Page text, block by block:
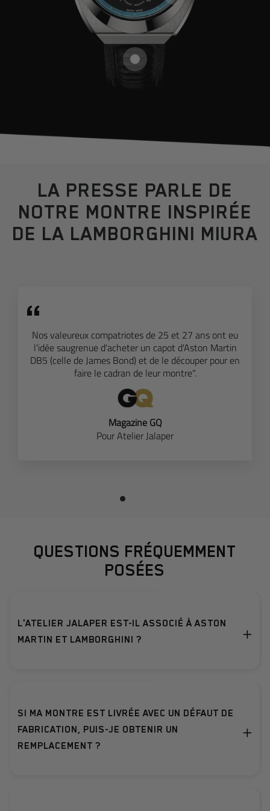
LA PRESSE PARLE DE
NOTRE MONTRE INSPIRÉE
DE LA LAMBORGHINI MIURA
Nos valeureux compatriotes de 25 et 27 ans ont eu
l'idée saugrenue d'acheter un capot d'Aston Martin
DB5 (celle de James Bond) et de le découper pour en
faire le cadran de leur montre".
Magazine GQ
Pour Atelier Jalaper
QUESTIONS FRÉQUEMMENT
POSÉES
L'ATELIER JALAPER EST-IL ASSOCIÉ À ASTON
MARTIN ET LAMBORGHINI ?
+
SI MA MONTRE EST LIVRÉE AVEC UN DÉFAUT DE
FABRICATION, PUIS-JE OBTENIR UN
REMPLACEMENT ?
+